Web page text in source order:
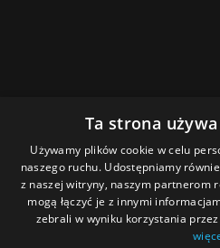
Ta strona
Używamy plików cookie w celu
naszego ruchu. Udostępniamy
z naszej witryny, naszym partnerom
mogą łączyć je z innymi
zebrali w wyniku korzystania przez